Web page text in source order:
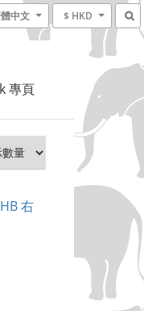
中文 $ HKD
專頁